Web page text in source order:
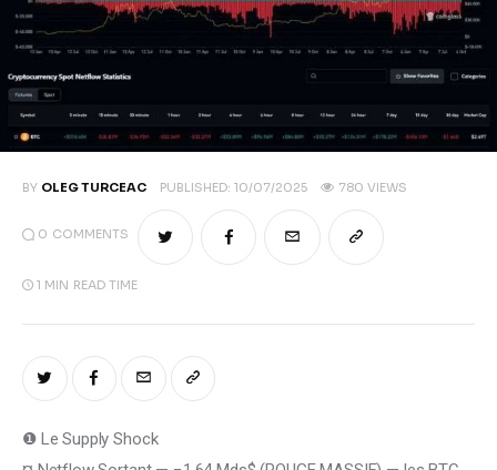
Climate
Markets
Tech
Reports
Shop
BY OLEG TURCEAC PUBLISHED: 10/07/2025 780 VIEWS
0 COMMENTS
1 MIN READ TIME
❶ Le Supply Shock